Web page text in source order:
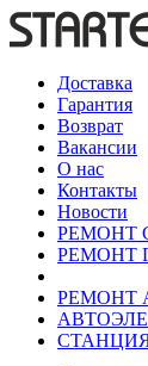
Доставка
Гарантия
Возврат
Вакансии
О нас
Контакты
Новости
РЕМОНТ
РЕМОНТ
РЕМОНТ